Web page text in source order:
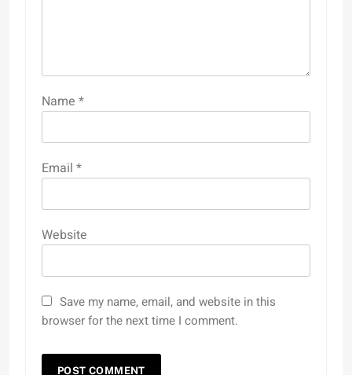
Name *
Email *
Website
Save my name, email, and website in this
browser for the next time I comment.